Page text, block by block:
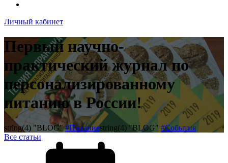
Личный кабинет
Первый научно-
практический журнал по
персонализированному
питанию в России!
string(4) "BLOG"#Питаниеstring(4) "BLOG" #События
Все статьи